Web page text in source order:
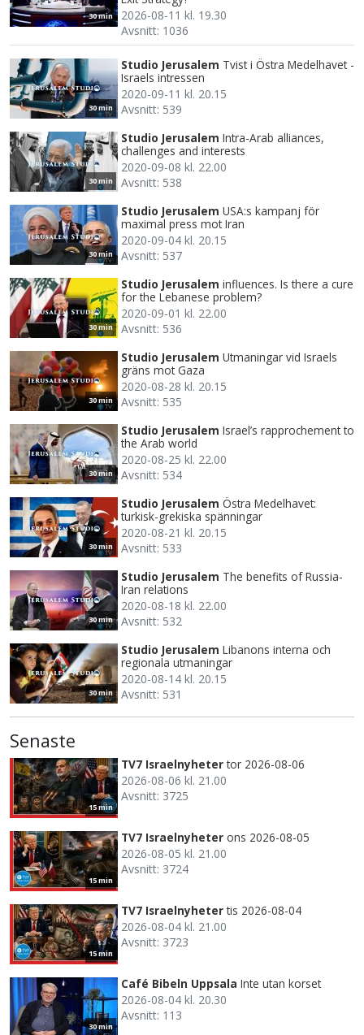
30 min
2026-08-11 kl. 19.30
Avsnitt: 1036
30 min
Studio Jerusalem Tvist i Östra Medelhavet -
Israels intressen
2020-09-11 kl. 20.15
Avsnitt: 539
30 min
Studio Jerusalem Intra-Arab alliances,
challenges and interests
2020-09-08 kl. 22.00
Avsnitt: 538
30 min
Studio Jerusalem USA:s kampanj för
maximal press mot Iran
2020-09-04 kl. 20.15
Avsnitt: 537
30 min
Studio Jerusalem influences. Is there a cure
for the Lebanese problem?
2020-09-01 kl. 22.00
Avsnitt: 536
30 min
Studio Jerusalem Utmaningar vid Israels
gräns mot Gaza
2020-08-28 kl. 20.15
Avsnitt: 535
30 min
Studio Jerusalem Israel’s rapprochement to
the Arab world
2020-08-25 kl. 22.00
Avsnitt: 534
30 min
Studio Jerusalem Östra Medelhavet:
turkisk-grekiska spänningar
2020-08-21 kl. 20.15
Avsnitt: 533
30 min
Studio Jerusalem The benefits of Russia-
Iran relations
2020-08-18 kl. 22.00
Avsnitt: 532
30 min
Studio Jerusalem Libanons interna och
regionala utmaningar
2020-08-14 kl. 20.15
Avsnitt: 531
Senaste
15 min
TV7 Israelnyheter tor 2026-08-06
2026-08-06 kl. 21.00
Avsnitt: 3725
15 min
TV7 Israelnyheter ons 2026-08-05
2026-08-05 kl. 21.00
Avsnitt: 3724
15 min
TV7 Israelnyheter tis 2026-08-04
2026-08-04 kl. 21.00
Avsnitt: 3723
30 min
Café Bibeln Uppsala Inte utan korset
2026-08-04 kl. 20.30
Avsnitt: 113